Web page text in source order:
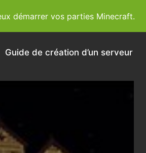
Guide de création d’un serveur
démarrer vos parties Minecraft.